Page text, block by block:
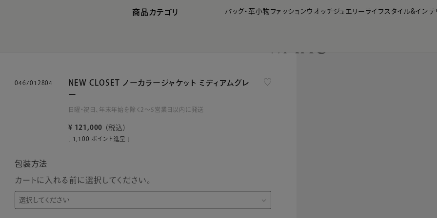
商品カテゴリ バッグ・革小物 ファッションウオッチジュエリー ライフスタイル&インテ
0467012804
NEW CLOSET ノーカラージャケット ミディアムグレ
ー
日曜・祝日、年末年始を除く2～5営業日以内に発送
¥ 121,000 税込
[ 1,100 ポイント進呈 ]
包装方法
カートに入れる前に選択してください。